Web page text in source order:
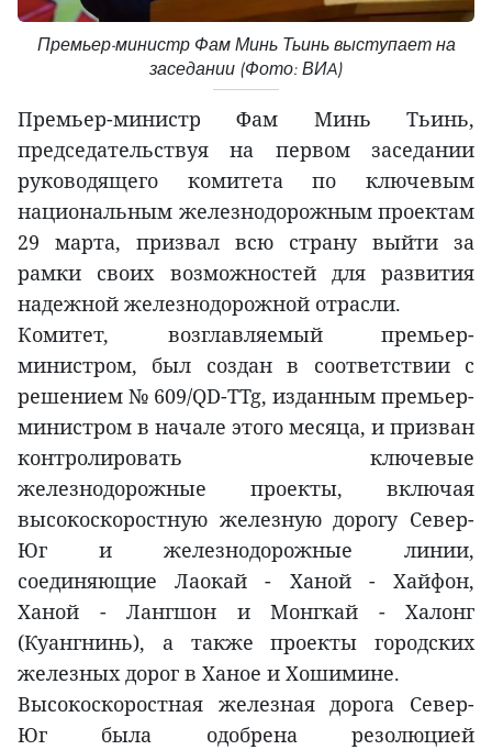
Премьер-министр Фам Минь Тьинь выступает на
заседании (Фото: ВИA)
Премьер-министр Фам Минь Тьинь,
председательствуя на первом заседании
руководящего комитета по ключевым
национальным железнодорожным проектам
29 марта, призвал всю страну выйти за
рамки своих возможностей для развития
надежной железнодорожной отрасли.
Комитет, возглавляемый премьер-
министром, был создан в соответствии с
решением № 609/QD-TTg, изданным премьер-
министром в начале этого месяца, и призван
контролировать ключевые
железнодорожные проекты, включая
высокоскоростную железную дорогу Север-
Юг и железнодорожные линии,
соединяющие Лаокай - Ханой - Хайфон,
Ханой - Лангшон и Монгкай - Халонг
(Куангнинь), а также проекты городских
железных дорог в Ханое и Хошимине.
Высокоскоростная железная дорога Север-
Юг была одобрена резолюцией